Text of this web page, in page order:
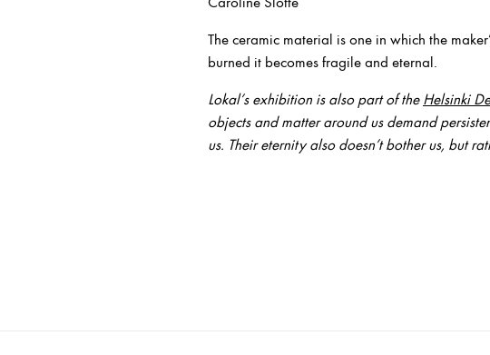
The ceramic material is one in which the
burned it becomes fragile and eternal.
Lokal’s exhibition is also part of the Helsinki
objects and matter around us demand
us. Their eternity also doesn’t bother us, but